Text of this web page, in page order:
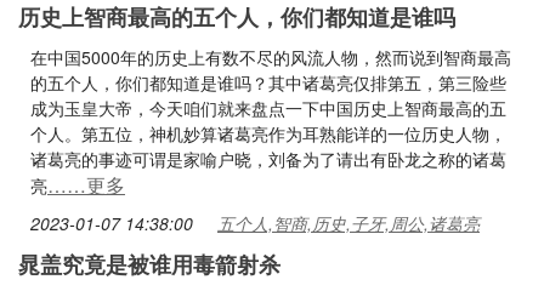
历史上智商最高的五个人，你们都知道是谁吗
在中国5000年的历史上有数不尽的风流人物，然而说到智商最高
的五个人，你们都知道是谁吗？其中诸葛亮仅排第五，第三险些
成为玉皇大帝，今天咱们就来盘点一下中国历史上智商最高的五
个人。第五位，神机妙算诸葛亮作为耳熟能详的一位历史人物，
诸葛亮的事迹可谓是家喻户晓，刘备为了请出有卧龙之称的诸葛
亮……更多
2023-01-07 14:38:00 五个人,智商,历史,子牙,周公,诸葛亮
晁盖究竟是被谁用毒箭射杀